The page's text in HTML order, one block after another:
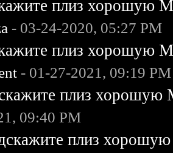
плиз хорошую
- 03-24-2020, 05:27 PM
плиз хорошую
- 01-27-2021, 09:19 PM
плиз хорошую
09:40 PM
плиз